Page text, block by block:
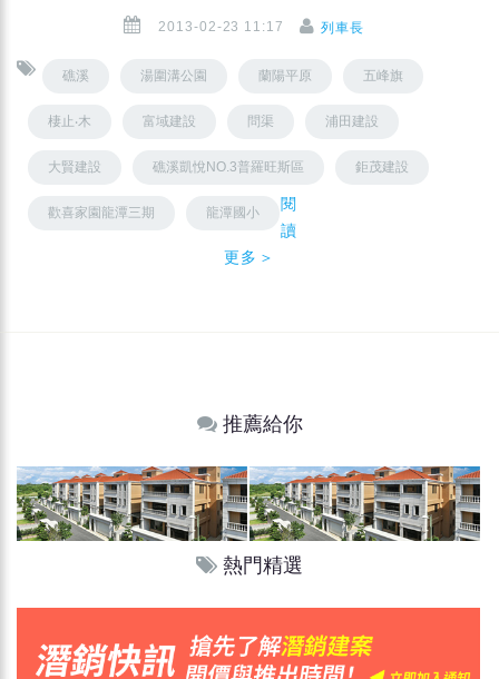
2013-02-23 11:17 列車長
礁溪 湯圍溝公園 蘭陽平原 五峰旗
棲止‧木 富域建設 問渠 浦田建設
大賢建設 礁溪凱悅NO.3普羅旺斯區 鉅茂建設
歡喜家園龍潭三期 龍潭國小
閱
讀
更多＞
推薦給你
熱門精選